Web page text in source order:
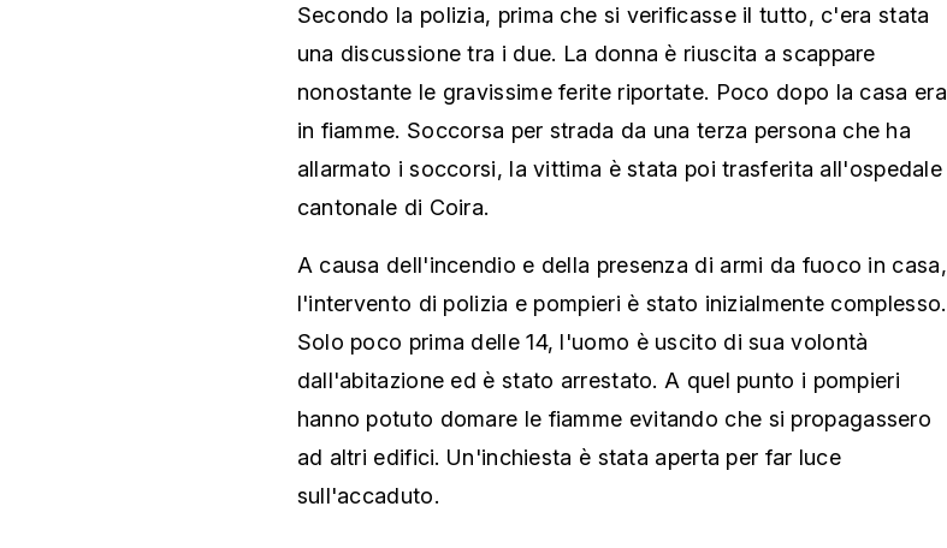
Secondo la polizia, prima che si verificasse il tutto, c'era stata
una discussione tra i due. La donna è riuscita a scappare
nonostante le gravissime ferite riportate. Poco dopo la casa era
in fiamme. Soccorsa per strada da una terza persona che ha
allarmato i soccorsi, la vittima è stata poi trasferita all'ospedale
cantonale di Coira.
A causa dell'incendio e della presenza di armi da fuoco in casa,
l'intervento di polizia e pompieri è stato inizialmente complesso.
Solo poco prima delle 14, l'uomo è uscito di sua volontà
dall'abitazione ed è stato arrestato. A quel punto i pompieri
hanno potuto domare le fiamme evitando che si propagassero
ad altri edifici. Un'inchiesta è stata aperta per far luce
sull'accaduto.